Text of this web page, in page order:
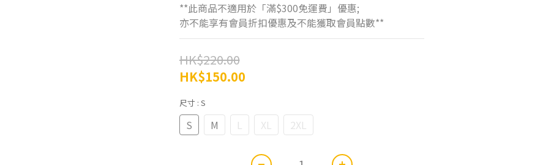
**此商品不適用於「滿$300免運費」優惠;
亦不能享有會員折扣優惠及不能獲取會員點數**
HK$220.00
HK$150.00
尺寸 : S
S M L XL 2XL